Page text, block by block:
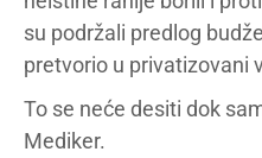
su podržali predlog
pretvorio u privatizovani
To se neće desiti dok
Mediker.